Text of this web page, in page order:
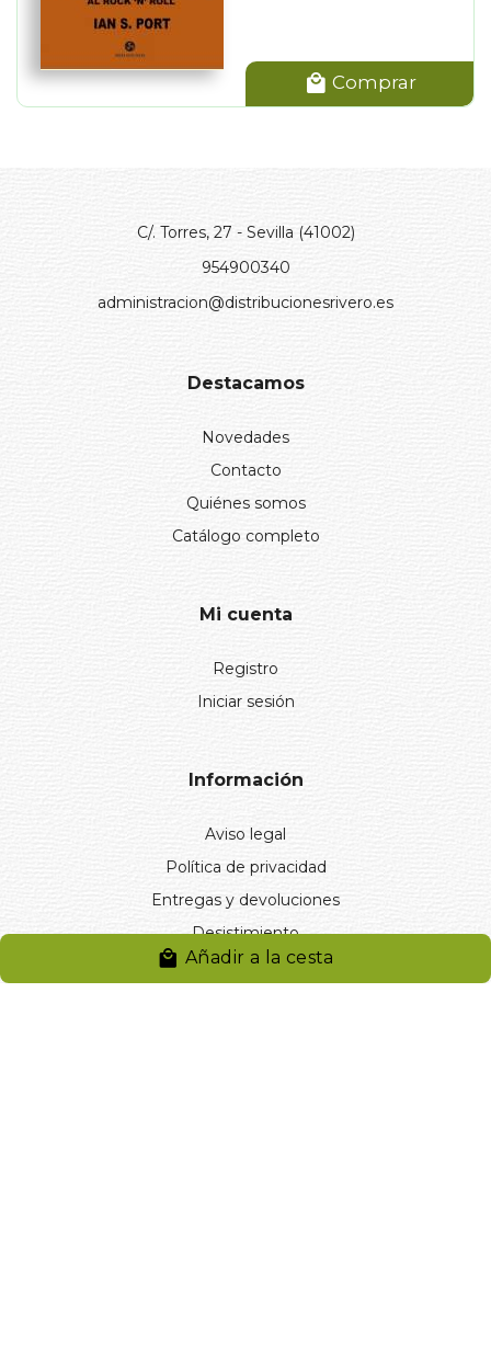
Añadir a la cesta
Comprar
C/. Torres, 27 - Sevilla (41002)
954900340
administracion@distribucionesrivero.es
Destacamos
Novedades
Contacto
Quiénes somos
Catálogo completo
Mi cuenta
Registro
Iniciar sesión
Información
Aviso legal
Política de privacidad
Entregas y devoluciones
Desistimiento
Desistimiento de compra